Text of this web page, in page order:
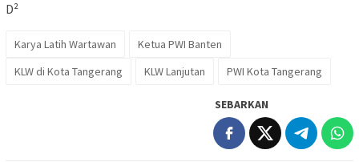
D²
Karya Latih Wartawan
Ketua PWI Banten
KLW di Kota Tangerang
KLW Lanjutan PWI Kota Tangerang
SEBARKAN